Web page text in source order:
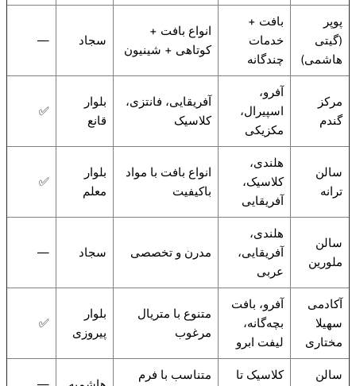
پوپر
(گیتی
هاشمی)
بافت +
خدمات
چندگانه
انواع بافت +
کوتاهی + شینیون
سجاد —
مرکز
گندم
آفرو،
اسپیرال،
مکزیکی
آفریقایی، فانتزی،
کلاسیک
بلوار
قانع
✅
سالن
ترانه
هلندی،
کلاسیک،
آفریقایی
انواع بافت با مواد
باکیفیت
بلوار
معلم
✅
سالن
ملورین
هلندی،
آفریقایی،
عربی
مدرن و تخصصی سجاد —
آکادمی
سهیلا
مختاری
آفرو، بافت
بچه‌گانه،
لیفت ابرو
متنوع با متریال
مرغوب
بلوار
پیروزی
✅
سالن کلاسیک تا متناسب با فرم